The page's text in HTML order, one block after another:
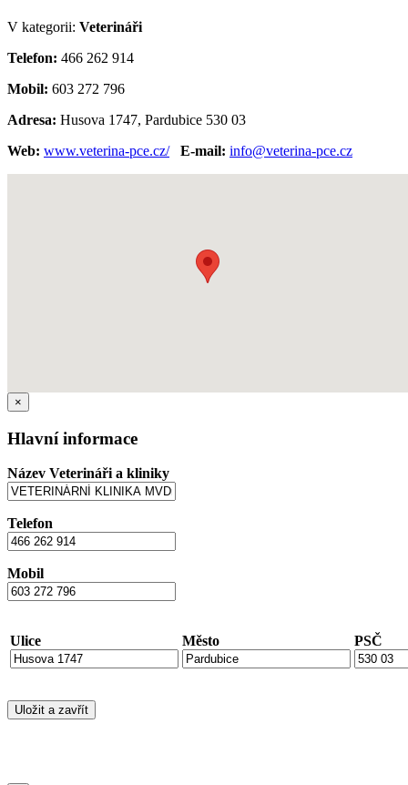
V kategorii: Veterináři
Telefon: 466 262 914
Mobil: 603 272 796
Adresa: Husova 1747, Pardubice 530 03
Web: www.veterina-pce.cz/ E-mail: info@veterina-pce.cz
×
Hlavní informace
Název Veterináři a kliniky
Telefon
Mobil
Ulice Město PSČ